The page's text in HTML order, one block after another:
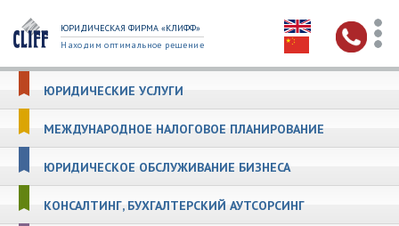
ЮРИДИЧЕСКАЯ ФИРМА «КЛИФФ»
Находим оптимальное решение
ЮРИДИЧЕСКИЕ УСЛУГИ
МЕЖДУНАРОДНОЕ НАЛОГОВОЕ ПЛАНИРОВАНИЕ
ЮРИДИЧЕСКОЕ ОБСЛУЖИВАНИЕ БИЗНЕСА
КОНСАЛТИНГ, БУХГАЛТЕРСКИЙ АУТСОРСИНГ